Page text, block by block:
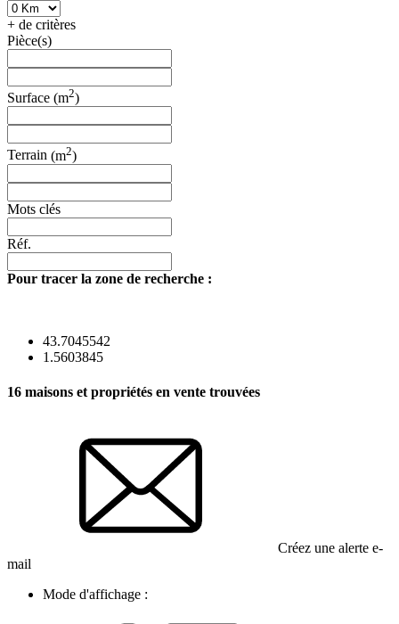
+ de critères
Pièce(s)
Surface (m2)
Terrain (m2)
Mots clés
Réf.
Pour tracer la zone de recherche :
43.7045542
1.5603845
16 maisons et propriétés en vente trouvées
Créez une alerte e-
mail
Mode d'affichage :